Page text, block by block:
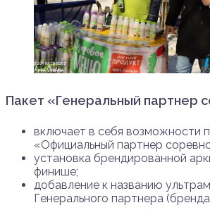
Пакет «Генеральный партнер
включает в себя возможности
«Официальный партнер
установка брендированной
финише;
добавление к названию
Генерального партнера